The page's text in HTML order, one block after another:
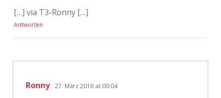
[…] via T3-Ronny […]
Antworten
Ronny 27. März 2016 at 00:04